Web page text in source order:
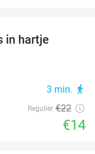
in hartje
3 min. directions_walk
Regulier €22
€14